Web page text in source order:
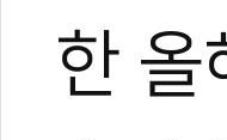
한 올